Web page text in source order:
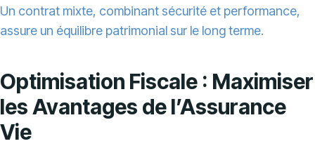
Un contrat mixte, combinant sécurité et performance,
assure un équilibre patrimonial sur le long terme.
Optimisation Fiscale : Maximiser
les Avantages de l’Assurance
Vie